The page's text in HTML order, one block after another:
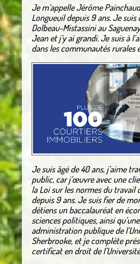
Je m’appelle Jérôme
Longueuil depuis 9 ans. Je suis
Dolbeau-Mistassini au
Jean et j’y ai grandi. Je suis à
dans les communautés rurales
Je suis âgé de 40 ans, j’aime
public, car j’œuvre avec une
la Loi sur les normes du travail
depuis 9 ans. Je suis fier de
détiens un baccalauréat en
sciences politiques, ainsi
administration publique de
Sherbrooke, et je complète
certificat en droit de